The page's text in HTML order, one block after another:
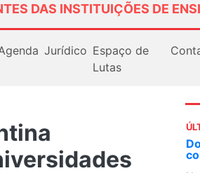
DAS INSTITUIÇÕES DE
Jurídico Espaço de
Lutas